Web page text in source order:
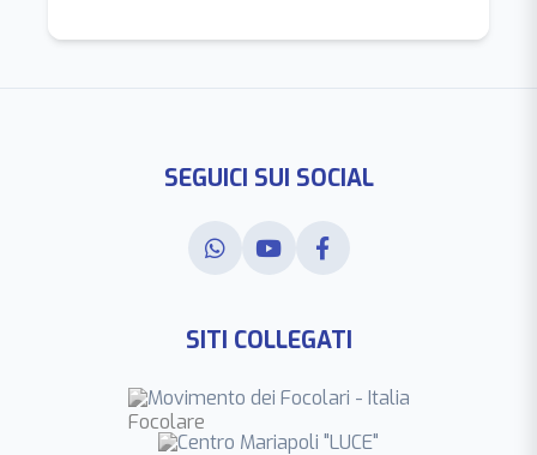
SEGUICI SUI SOCIAL
SITI COLLEGATI
Movimento dei Focolari - Italia
Centro Mariapoli "LUCE"